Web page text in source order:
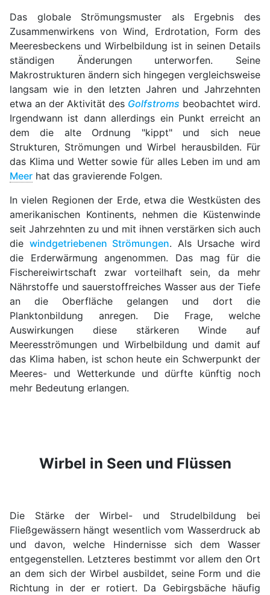
Das globale Strömungsmuster als Ergebnis des
Zusammenwirkens von Wind, Erdrotation, Form des
Meeresbeckens und Wirbelbildung ist in seinen Details
ständigen Änderungen unterworfen. Seine
Makrostrukturen ändern sich hingegen vergleichsweise
langsam wie in den letzten Jahren und Jahrzehnten
etwa an der Aktivität des Golfstroms beobachtet wird.
Irgendwann ist dann allerdings ein Punkt erreicht an
dem die alte Ordnung "kippt" und sich neue
Strukturen, Strömungen und Wirbel herausbilden. Für
das Klima und Wetter sowie für alles Leben im und am
Meer hat das gravierende Folgen.
In vielen Regionen der Erde, etwa die Westküsten des
amerikanischen Kontinents, nehmen die Küstenwinde
seit Jahrzehnten zu und mit ihnen verstärken sich auch
die windgetriebenen Strömungen. Als Ursache wird
die Erderwärmung angenommen. Das mag für die
Fischereiwirtschaft zwar vorteilhaft sein, da mehr
Nährstoffe und sauerstoffreiches Wasser aus der Tiefe
an die Oberfläche gelangen und dort die
Planktonbildung anregen. Die Frage, welche
Auswirkungen diese stärkeren Winde auf
Meeresströmungen und Wirbelbildung und damit auf
das Klima haben, ist schon heute ein Schwerpunkt der
Meeres- und Wetterkunde und dürfte künftig noch
mehr Bedeutung erlangen.
Wirbel in Seen und Flüssen
Die Stärke der Wirbel- und Strudelbildung bei
Fließgewässern hängt wesentlich vom Wasserdruck ab
und davon, welche Hindernisse sich dem Wasser
entgegenstellen. Letzteres bestimmt vor allem den Ort
an dem sich der Wirbel ausbildet, seine Form und die
Richtung in der er rotiert. Da Gebirgsbäche häufig